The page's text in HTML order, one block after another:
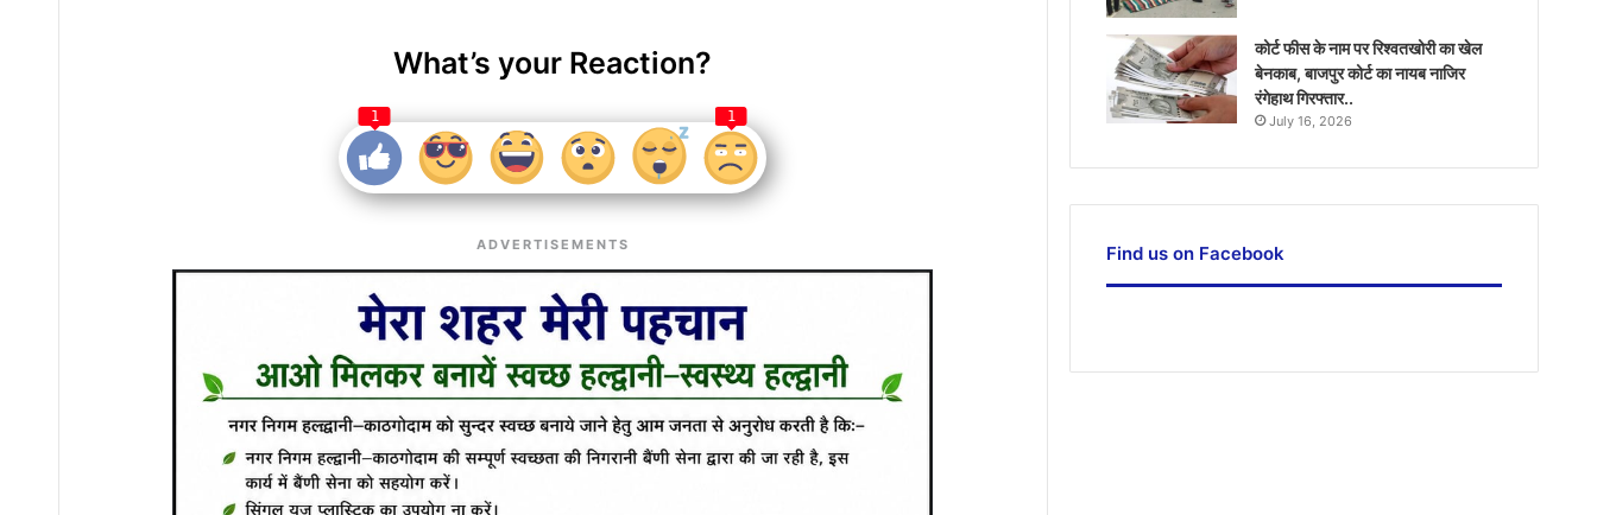
What’s your Reaction?
1 1
ADVERTISEMENTS
कोर्ट फीस के नाम पर रिश्वतखोरी का खेल
बेनकाब, बाजपुर कोर्ट का नायब नाजिर
रंगेहाथ गिरफ्तार..
July 16, 2026
Find us on Facebook